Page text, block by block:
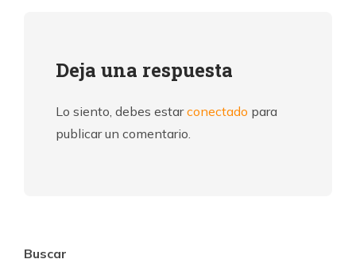
Deja una respuesta
Lo siento, debes estarconectado para
publicar un comentario.
Buscar